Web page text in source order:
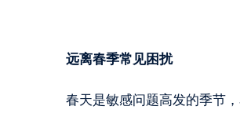
远离春季常见困扰
春天是敏感问题高发的季节